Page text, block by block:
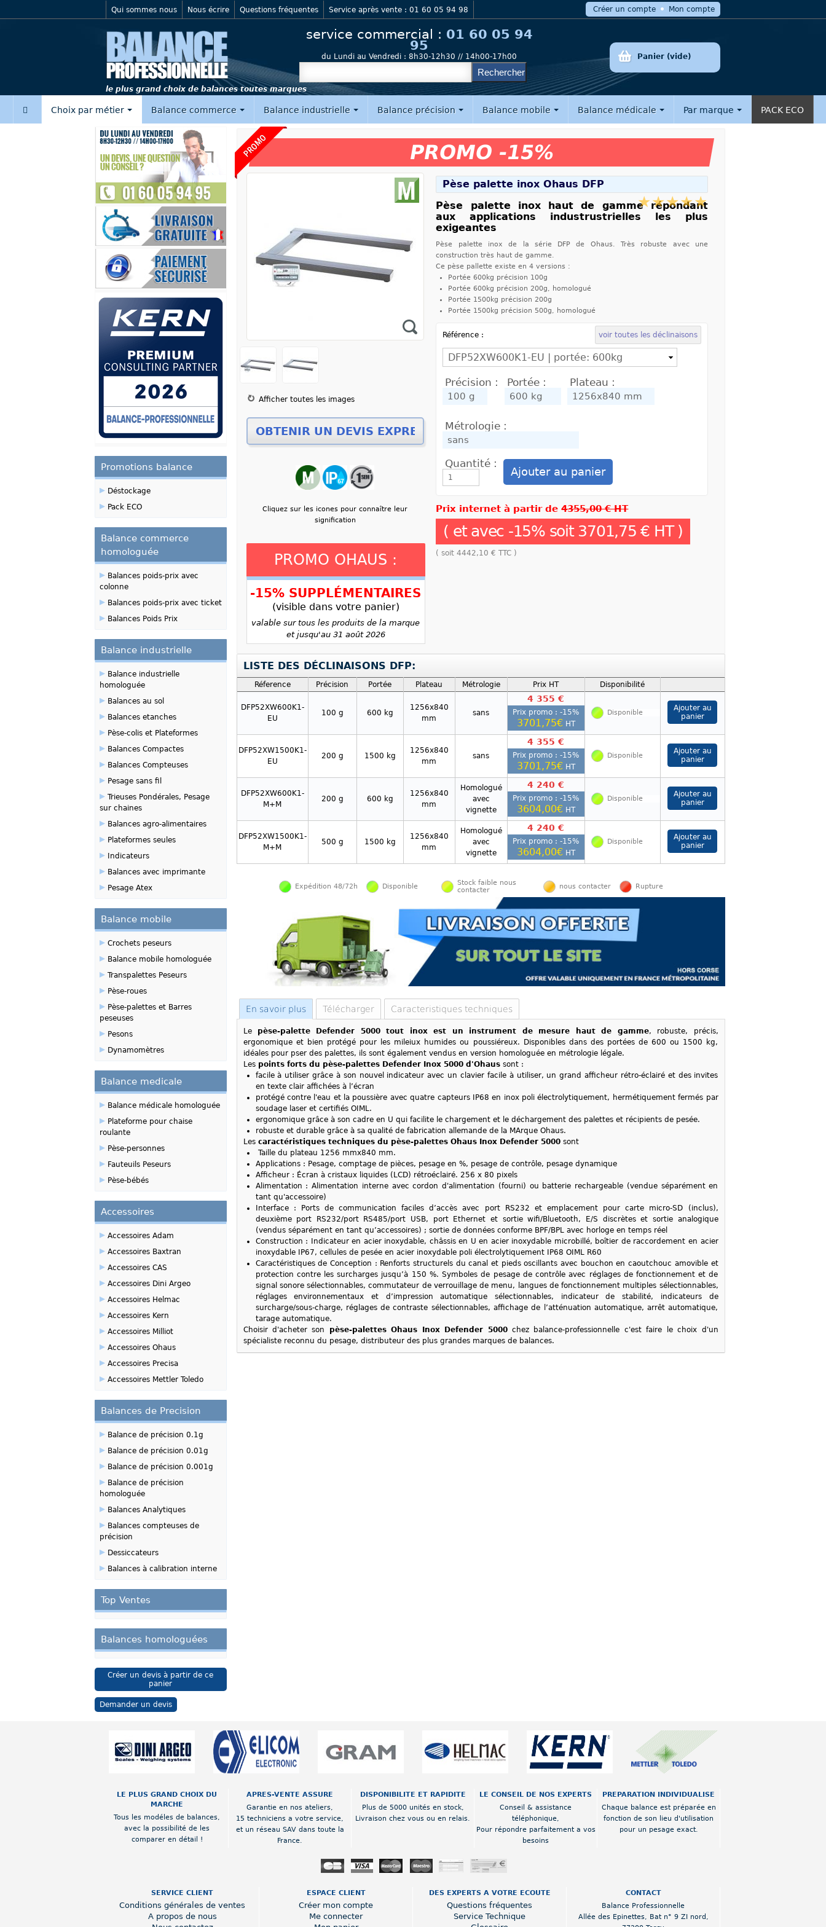
le plus grand choix de balances toutes marques
Qui sommes nous Nous écrire Questions fréquentes Service après vente : 01 60 05 94 98
service commercial : 01 60 05 94
95
du Lundi au Vendredi : 8h30-12h30 // 14h00-17h00 Panier (vide)
Créer un compte Mon compte
Choix par métier Balance commerce Balance industrielle Balance précision Balance mobile Balance médicale Par marque PACK ECO
PROMO PROMO -15%
Zoom
Afficher toutes les images
Cliquez sur les icones pour connaître leur
signification
PROMO OHAUS :
-15% SUPPLÉMENTAIRES
(visible dans votre panier)
valable sur tous les produits de la marque
et jusqu'au 31 août 2026
Pèse palette inox Ohaus DFP
Pèse palette inox haut de gamme répondant
aux applications industrustrielles les plus
exigeantes
Pèse palette inox de la série DFP de Ohaus. Très robuste avec une
construction très haut de gamme.
Ce pèse pallette existe en 4 versions :
Portée 600kg précision 100g
Portée 600kg précision 200g, homologué
Portée 1500kg précision 200g
Portée 1500kg précision 500g, homologué
Référence : voir toutes les déclinaisons
Précision : Portée : Plateau :
Métrologie :
Quantité :
Prix internet à partir de4355,00 € HT
( et avec -15% soit 3701,75 € HT )
( soit4442,10 € TTC )
LISTE DES DÉCLINAISONS DFP:
Réference Précision Portée Plateau Métrologie Prix HT Disponibilité
DFP52XW600K1-
EU
100 g 600 kg
1256x840
mm
sans
4 355 €
Prix promo : -15%
3701,75€ HT
Disponible
DFP52XW1500K1-
EU
200 g 1500 kg
1256x840
mm
sans
4 355 €
Prix promo : -15%
3701,75€ HT
Disponible
DFP52XW600K1-
M+M
200 g 600 kg
1256x840
mm
Homologué
avec
vignette
4 240 €
Prix promo : -15%
3604,00€ HT
Disponible
DFP52XW1500K1-
M+M
500 g 1500 kg
1256x840
mm
Homologué
avec
vignette
4 240 €
Prix promo : -15%
3604,00€ HT
Disponible
Expédition 48/72h Disponible
Stock faible nous
contacter
nous contacter Rupture
En savoir plus Télécharger Caracteristiques techniques
Le pèse-palette Defender 5000 tout inox est un instrument de mesure haut de gamme, robuste, précis,
ergonomique et bien protégé pour les mileiux humides ou poussiéreux. Disponibles dans des portées de 600 ou 1500 kg,
idéales pour pser des palettes, ils sont également vendus en version homologuée en métrologie légale.
Les points forts du pèse-palettes Defender Inox 5000 d'Ohaussont :
facile à utiliser grâce à son nouvel indicateur avec un clavier facile à utiliser, un grand afficheur rétro-éclairé et des invites
en texte clair affichées à l’écran
protégé contre l'eau et la poussière avec quatre capteurs IP68 en inox poli électrolytiquement, hermétiquement fermés par
soudage laser et certifiés OIML.
ergonomique grâce à son cadre en U qui facilite le chargement et le déchargement des palettes et récipients de pesée.
robuste et durable grâce à sa qualité de fabrication allemande de la MArque Ohaus.
Les caractéristiques techniques du pèse-palettes Ohaus Inox Defender 5000sont
Taille du plateau 1256 mmx840 mm.
Applications : Pesage, comptage de pièces, pesage en %, pesage de contrôle, pesage dynamique
Afficheur : Écran à cristaux liquides (LCD) rétroéclairé. 256 x 80 pixels
Alimentation : Alimentation interne avec cordon d'alimentation (fourni) ou batterie rechargeable (vendue séparément en
tant qu'accessoire)
Interface : Ports de communication faciles d’accès avec port RS232 et emplacement pour carte micro-SD (inclus),
deuxième port RS232/port RS485/port USB, port Ethernet et sortie wifi/Bluetooth, E/S discrètes et sortie analogique
(vendus séparément en tant qu’accessoires) ; sortie de données conforme BPF/BPL avec horloge en temps réel
Construction : Indicateur en acier inoxydable, châssis en U en acier inoxydable microbillé, boîtier de raccordement en acier
inoxydable IP67, cellules de pesée en acier inoxydable poli électrolytiquement IP68 OIML R60
Caractéristiques de Conception : Renforts structurels du canal et pieds oscillants avec bouchon en caoutchouc amovible et
protection contre les surcharges jusqu’à 150 %. Symboles de pesage de contrôle avec réglages de fonctionnement et de
signal sonore sélectionnables, commutateur de verrouillage de menu, langues de fonctionnement multiples sélectionnables,
réglages environnementaux et d’impression automatique sélectionnables, indicateur de stabilité, indicateurs de
surcharge/sous-charge, réglages de contraste sélectionnables, affichage de l’atténuation automatique, arrêt automatique,
tarage automatique.
Choisir d'acheter son pèse-palettes Ohaus Inox Defender 5000 chez balance-professionnelle c'est faire le choix d'un
spécialiste reconnu du pesage, distributeur des plus grandes marques de balances.
Promotions balance
▸Déstockage
▸Pack ECO
Balance commerce
homologuée
▸Balances poids-prix avec
colonne
▸Balances poids-prix avec ticket
▸Balances Poids Prix
Balance industrielle
▸Balance industrielle
homologuée
▸Balances au sol
▸Balances etanches
▸Pèse-colis et Plateformes
▸Balances Compactes
▸Balances Compteuses
▸Pesage sans fil
▸Trieuses Pondérales, Pesage
sur chaines
▸Balances agro-alimentaires
▸Plateformes seules
▸Indicateurs
▸Balances avec imprimante
▸Pesage Atex
Balance mobile
▸Crochets peseurs
▸Balance mobile homologuée
▸Transpalettes Peseurs
▸Pèse-roues
▸Pèse-palettes et Barres
peseuses
▸Pesons
▸Dynamomètres
Balance medicale
▸Balance médicale homologuée
▸Plateforme pour chaise
roulante
▸Pèse-personnes
▸Fauteuils Peseurs
▸Pèse-bébés
Accessoires
▸Accessoires Adam
▸Accessoires Baxtran
▸Accessoires CAS
▸Accessoires Dini Argeo
▸Accessoires Helmac
▸Accessoires Kern
▸Accessoires Milliot
▸Accessoires Ohaus
▸Accessoires Precisa
▸Accessoires Mettler Toledo
Balances de Precision
▸Balance de précision 0.1g
▸Balance de précision 0.01g
▸Balance de précision 0.001g
▸Balance de précision
homologuée
▸Balances Analytiques
▸Balances compteuses de
précision
▸Dessiccateurs
▸Balances à calibration interne
Top Ventes
Balances homologuées
Créer un devis à partir de ce
panier
Demander un devis
LE PLUS GRAND CHOIX DU
MARCHE
Tous les modéles de balances,
avec la possibilité de les
comparer en détail !
APRES-VENTE ASSURE
Garantie en nos ateliers,
15 techniciens a votre service,
et un réseau SAV dans toute la
France.
DISPONIBILITE ET RAPIDITE
Plus de 5000 unités en stock,
Livraison chez vous ou en relais.
LE CONSEIL DE NOS EXPERTS
Conseil & assistance
téléphonique,
Pour répondre parfaitement a vos
besoins
PREPARATION INDIVIDUALISE
Chaque balance est préparée en
fonction de son lieu d'utilisation
pour un pesage exact.
SERVICE CLIENT
Conditions générales de ventes
A propos de nous
ESPACE CLIENT
Créer mon compte
Me connecter
DES EXPERTS A VOTRE ECOUTE
Questions fréquentes
Service Technique
CONTACT
Balance Professionnelle
Allée des Epinettes, Bat n° 9 ZI nord ,